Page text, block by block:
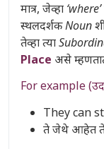
मात्र, जेव्हा ‘where’
स्थलदर्शक Noun
तेव्हा त्या
Place असे
For example
They can
ते जेथे आहेत